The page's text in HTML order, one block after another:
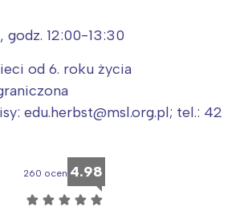
12:00-13:30
od 6. roku życia
edu.herbst@msl.org.pl; tel.: 42
260 ocen 4.98
☆ ☆ ☆ ☆ ☆